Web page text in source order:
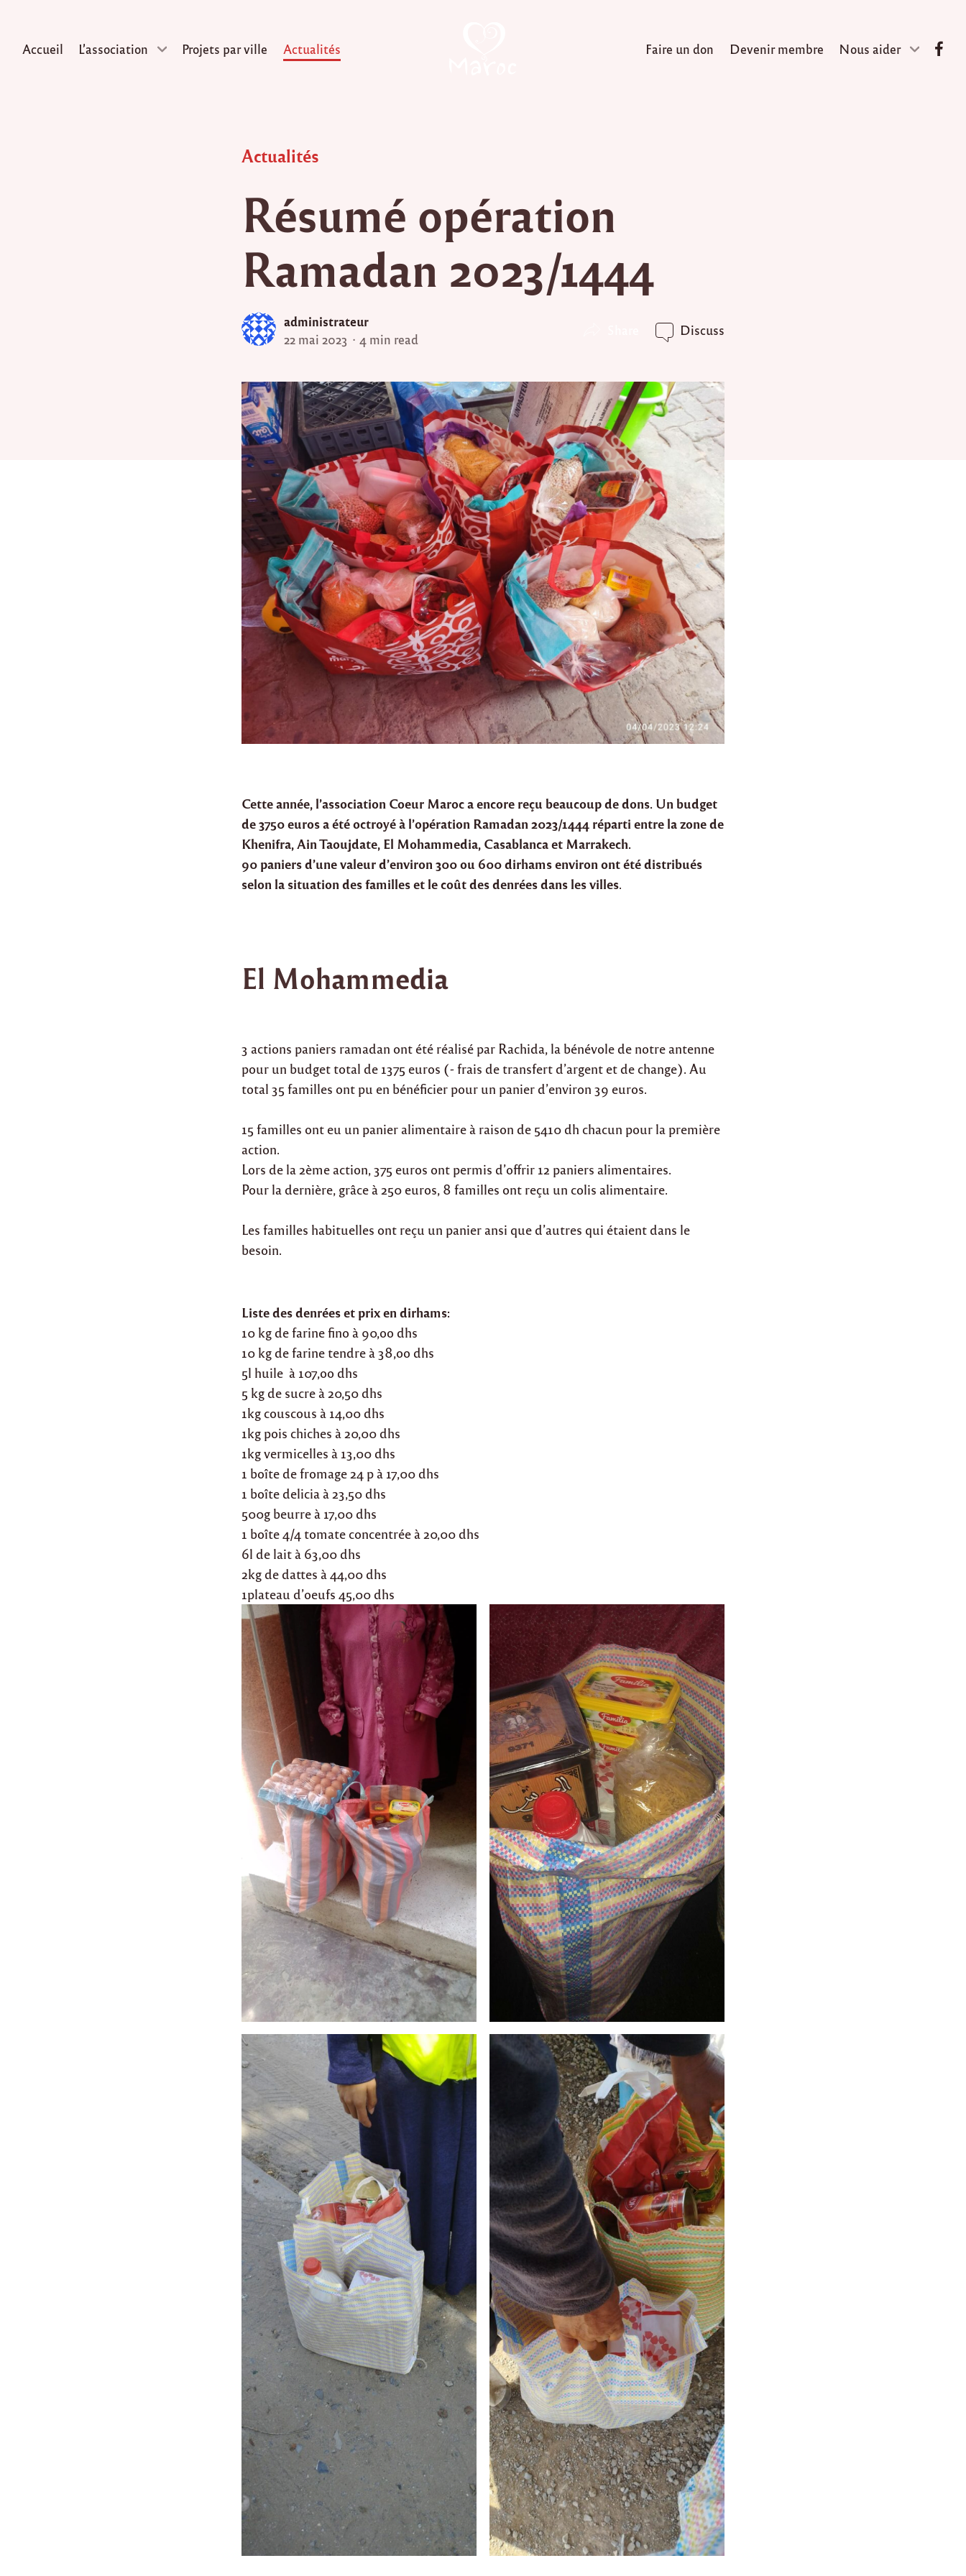
Accueil L’association Projets par ville Actualités Faire un don Devenir membre Nous aider
Posted
Actualités
Résumé opération
Ramadan 2023/1444
administrateur
22 mai 2023 4 min read
Discuss
Cette année, l’association Coeur Maroc a encore reçu beaucoup de dons. Un budget
de 3750 euros a été octroyé à l’opération Ramadan 2023/1444 réparti entre la zone de
Khenifra, Ain Taoujdate, El Mohammedia, Casablanca et Marrakech.
90 paniers d’une valeur d’environ 300 ou 600 dirhams environ ont été distribués
selon la situation des familles et le coût des denrées dans les villes.
El Mohammedia
3 actions paniers ramadan ont été réalisé par Rachida, la bénévole de notre antenne
pour un budget total de 1375 euros (- frais de transfert d’argent et de change). Au
total 35 familles ont pu en bénéficier pour un panier d’environ 39 euros.
15 familles ont eu un panier alimentaire à raison de 5410 dh chacun pour la première
action.
Lors de la 2ème action, 375 euros ont permis d’offrir 12 paniers alimentaires.
Pour la dernière, grâce à 250 euros, 8 familles ont reçu un colis alimentaire.
Les familles habituelles ont reçu un panier ansi que d’autres qui étaient dans le
besoin.
Liste des denrées et prix en dirhams:
10 kg de farine fino à 90,oo dhs
10 kg de farine tendre à 38,oo dhs
5l huile à 107,oo dhs
5 kg de sucre à 20,50 dhs
1kg couscous à 14,00 dhs
1kg pois chiches à 20,00 dhs
1kg vermicelles à 13,00 dhs
1 boîte de fromage 24 p à 17,00 dhs
1 boîte delicia à 23,50 dhs
500g beurre à 17,00 dhs
1 boîte 4/4 tomate concentrée à 20,00 dhs
6l de lait à 63,00 dhs
2kg de dattes à 44,00 dhs
1plateau d’oeufs 45,00 dhs